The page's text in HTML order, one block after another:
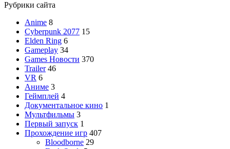
Рубрики сайта
Anime 8
Cyberpunk 2077 15
Elden Ring 6
Gameplay 34
Games Новости 370
Trailer 46
VR 6
Аниме 3
Геймплей 4
Документальное кино 1
Мультфильмы 3
Первый запуск 1
Прохождение игр 407
Bloodborne 29